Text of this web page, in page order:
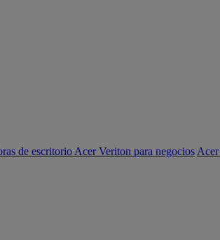
de escritorio Acer Veriton para negocios